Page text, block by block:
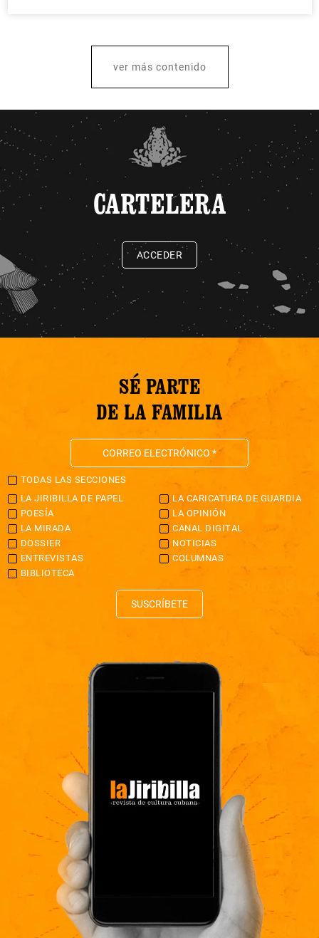
ver más contenido
CARTELERA
ACCEDER
SÉ PARTE
DE LA FAMILIA
TODAS LAS SECCIONES
LA JIRIBILLA DE PAPEL
LA CARICATURA DE GUARDIA
POESÍA
LA OPINIÓN
LA MIRADA
CANAL DIGITAL
DOSSIER
NOTICIAS
ENTREVISTAS
COLUMNAS
BIBLIOTECA
SUSCRÍBETE